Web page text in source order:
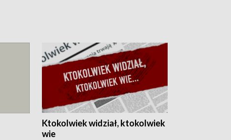
Ktokolwiek widział, ktokolwiek
wie